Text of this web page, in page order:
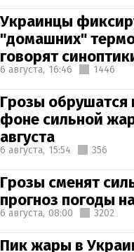
Украинцы
"домашних"
говорят
6 августа, 16:46 1446
Грозы обрушатся
фоне сильной
августа
6 августа, 15:54 356
Грозы сменят
прогноз погоды
6 августа, 08:00 3202
Пик жары в